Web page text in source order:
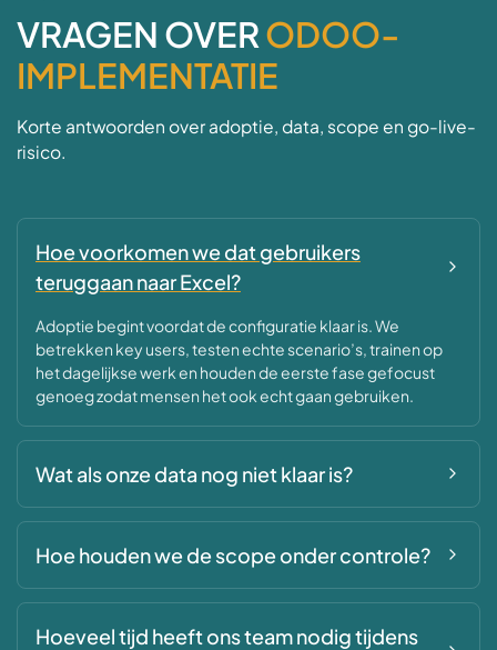
VRAGEN OVERODOO-
IMPLEMENTATIE
Korte antwoorden over adoptie, data, scope en go-live-
risico.
Hoe voorkomen we dat gebruikers
teruggaan naar Excel?
Adoptie begint voordat de configuratie klaar is. We
betrekken key users, testen echte scenario’s, trainen op
het dagelijkse werk en houden de eerste fase gefocust
genoeg zodat mensen het ook echt gaan gebruiken.
Wat als onze data nog niet klaar is?
Hoe houden we de scope onder controle?
Hoeveel tijd heeft ons team nodig tijdens